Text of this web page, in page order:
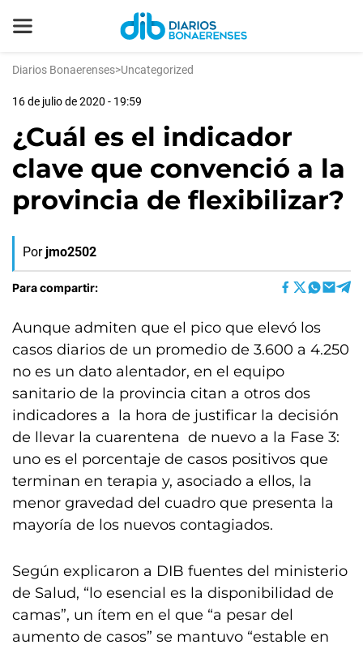
Diarios Bonaerenses>Uncategorized
16 de julio de 2020 - 19:59
¿Cuál es el indicador
clave que convenció a la
provincia de flexibilizar?
Por jmo2502
Para compartir:
Aunque admiten que el pico que elevó los
casos diarios de un promedio de 3.600 a 4.250
no es un dato alentador, en el equipo
sanitario de la provincia citan a otros dos
indicadores a la hora de justificar la decisión
de llevar la cuarentena de nuevo a la Fase 3:
uno es el porcentaje de casos positivos que
terminan en terapia y, asociado a ellos, la
menor gravedad del cuadro que presenta la
mayoría de los nuevos contagiados.
Según explicaron a DIB fuentes del ministerio
de Salud, “lo esencial es la disponibilidad de
camas”, un ítem en el que “a pesar del
aumento de casos” se mantuvo “estable en